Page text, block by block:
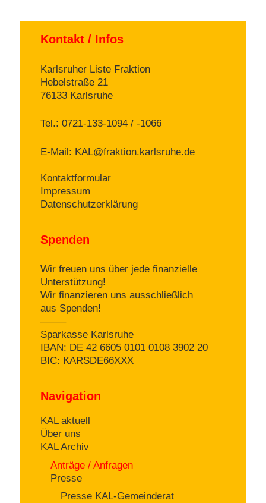
Kontakt / Infos
Karlsruher Liste Fraktion
Hebelstraße 21
76133 Karlsruhe
Tel.: 0721-133-1094 / -1066
E-Mail: KAL@fraktion.karlsruhe.de
Kontaktformular
Impressum
Datenschutzerklärung
Spenden
Wir freuen uns über jede finanzielle
Unterstützung!
Wir finanzieren uns ausschließlich
aus Spenden!
——–
Sparkasse Karlsruhe
IBAN: DE 42 6605 0101 0108 3902 20
BIC: KARSDE66XXX
Navigation
KAL aktuell
Über uns
KAL Archiv
Anträge / Anfragen
Presse
Presse KAL-Gemeinderat